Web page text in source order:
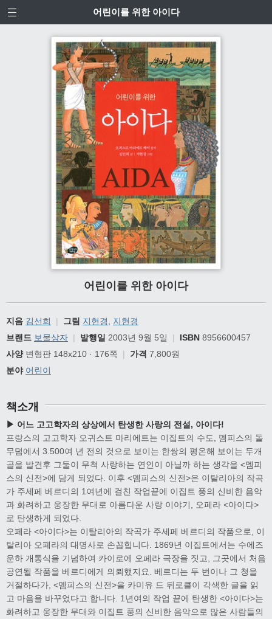
어린이를 위한 아이다
어린이를 위한 아이다
지음 김선희 | 그림 지현경
지현경
브랜드 보물상자 | 발행일 2003년 9월 5일 | ISBN 8956600457
사양변형판 148x210 · 176쪽 | 가격 7,800원
분야 어린이
책소개
▶ 어느 고고학자의 상상에서 탄생한 사랑의 전설, 아이다!
프랑스의 고고학자 오귀스트 마리에트는 이집트의 수도, 멤피스의 돌
무덤에서 3.500여 년 전의 것으로 보이는 한쌍의 평온해 보이는 두개
골을 발견후 그둘이 무척 사랑하는 연인이 아닐까 하는 생각을 <멤피
스의 신전>에 담게 되었다. 이후 <멤피스의 신전>은 이탈리아의 작곡
가 주세페 베르디의 1여년에 걸친 작업끝에 이집트 풍의 신비한 음악
과 화려하고 웅장한 무대로 아름다운 사랑 이야기, 오페라 <아이다>
로 탄생하게 되었다.
오페라 <아이다>는 이탈리아의 작곡가 주세페 베르디의 작품으로, 이
탈리아 오페라의 대명사로 손꼽힙니다. 1869년 이집트에서는 수에즈
운하 개통식을 기념하여 카이로에 오페라 극장을 짓고, 그곳에서 처음
공연될 작품을 베르디에게 의뢰했지요. 베르디는 두 번이나 그 청을
거절하다가, <멤피스의 신전>을 카미유 드 뒤로클이 각색한 글을 읽
고 마음을 바꾸었다고 합니다. 1년여의 작업 끝에 탄생한 <아이다>는
화려하고 웅장한 무대와 이집트 풍의 신비한 음악으로 많은 사람들의